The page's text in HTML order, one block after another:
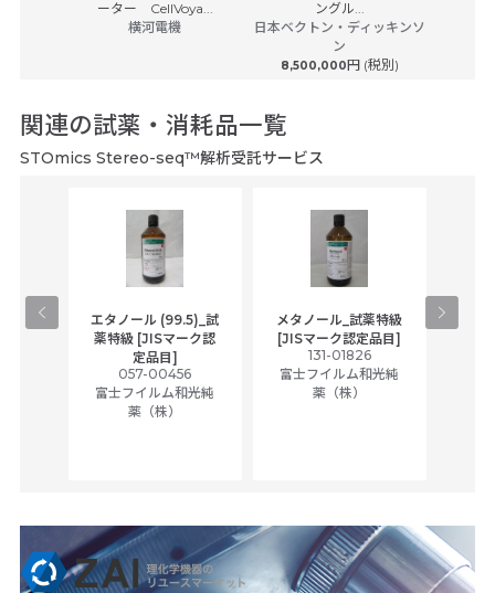
ーター CellVoya...
横河電機
ングル...
日本ベクトン・ディッキンソ
ン
8,500,000円 (税別)
関連の試薬・消耗品一覧
STOmics Stereo-seq™解析受託サービス
エタノール (99.5)_試
薬特級 [JISマーク認
定品目]
057-00456
富士フイルム和光純
薬（株）
メタノール_試薬特級
[JISマーク認定品目]
131-01826
富士フイルム和光純
薬（株）